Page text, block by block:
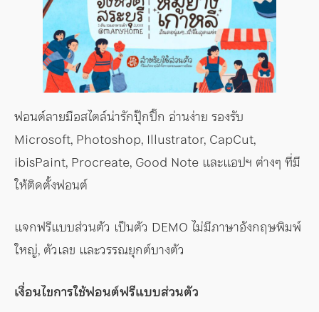
ฟอนต์ลายมือสไตล์น่ารักปุ๊กปิ๊ก อ่านง่าย รองรับ
Microsoft, Photoshop, Illustrator, CapCut,
ibisPaint, Procreate, Good Note และแอปฯ ต่างๆ ที่มี
ให้ติดตั้งฟอนต์
แจกฟรีแบบส่วนตัว เป็นตัว DEMO ไม่มีภาษาอังกฤษพิมพ์
ใหญ่, ตัวเลข และวรรณยุกต์บางตัว
เงื่อนไขการใช้ฟอนต์ฟรีแบบส่วนตัว